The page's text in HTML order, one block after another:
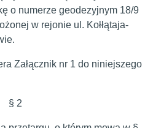
o numerze geodezyjnym 18/9
w rejonie ul. Kołłątaja-
Załącznik nr 1 do niniejszego
§ 2